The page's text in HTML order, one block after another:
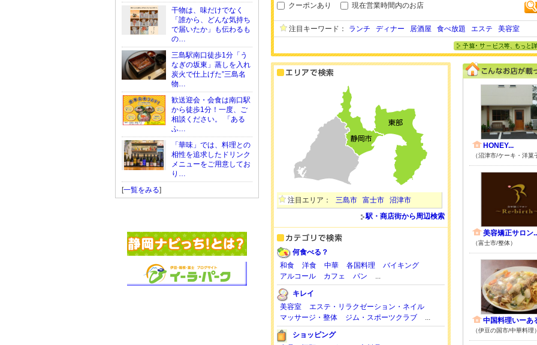
干物は、味だけでなく
「誰から、どんな気持ち
で届いたか」も伝わるも
の…
三島駅南口徒歩1分「う
なぎの坂東」蒸しを入れ
炭火で仕上げた”三島名
物…
歓送迎会・会食は南口駅
から徒歩1分！一度、ご
相談ください。 「ある
ふ…
「華味」では、料理との
相性を追求したドリンク
メニューをご用意してお
り…
[一覧をみる]
クーポンあり 現在営業時間内のお店
注目キーワード： ランチ ディナー 居酒屋 食べ放題 エステ 美容室
注目エリア： 三島市 富士市
沼津市
駅・商店街から周辺検索
何食べる？
和食
洋食 中華 各国料理
バイキング
アルコール
カフェ パン ...
キレイ
美容室
エステ・リラクゼーション・ネイル
マッサージ・整体
ジム・スポーツクラブ ...
ショッピング
HONEY...
（沼津市/ケーキ・洋菓
美容矯正サロン
（富士市/整体）
中国料理いーあ
（伊豆の国市/中華料理